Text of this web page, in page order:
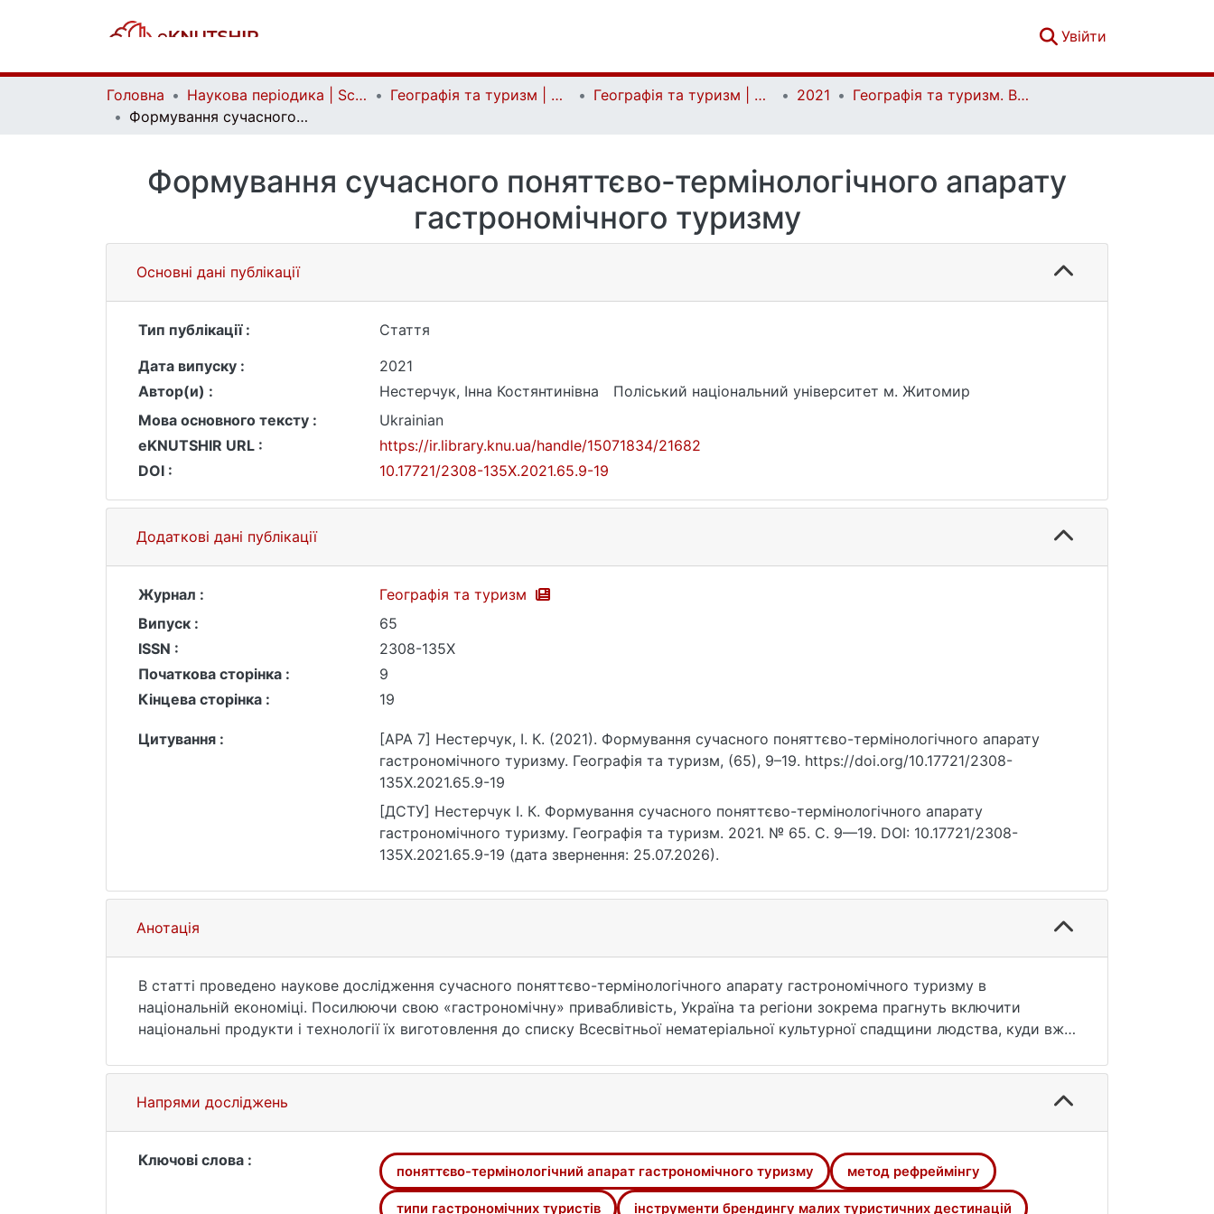
Увійти
Головна Наукова періодика | Scientific periodicals Географія та туризм | Geography and tourism Географія та туризм | Geography and tourism 2021
Географія та туризм. Вип. 65
Формування сучасного поняттєво-термінологічного апарату гастрономічного туризму
Формування сучасного поняттєво-термінологічного апарату
гастрономічного туризму
Основні дані публікації
Тип публікації :
Стаття
Дата випуску :
2021
Автор(и) :
Нестерчук, Інна Костянтинівна
Поліський національний університет м. Житомир
Мова основного тексту :
Ukrainian
eKNUTSHIR URL :
https://ir.library.knu.ua/handle/15071834/21682
DOI :
10.17721/2308-135X.2021.65.9-19
Додаткові дані публікації
Журнал :
Географія та туризм
Випуск :
65
ISSN :
2308-135X
Початкова сторінка :
9
Кінцева сторінка :
19
Цитування :
[APA 7] Нестерчук, І. К. (2021). Формування сучасного поняттєво-термінологічного апарату
гастрономічного туризму. Географія та туризм, (65), 9–19. https://doi.org/10.17721/2308-
135X.2021.65.9-19
[ДСТУ] Нестерчук І. К. Формування сучасного поняттєво-термінологічного апарату
гастрономічного туризму. Географія та туризм. 2021. № 65. С. 9—19. DOI: 10.17721/2308-
135X.2021.65.9-19 (дата звернення: 25.07.2026).
Анотація
В статті проведено наукове дослідження сучасного поняттєво-термінологічного апарату гастрономічного туризму в
національній економіці. Посилюючи свою «гастрономічну» привабливість, Україна та регіони зокрема прагнуть включити
національні продукти і технології їх виготовлення до списку Всесвітньої нематеріальної культурної спадщини людства, куди вже
приготування вина у великих глиняних глечиках в Грузії. Україна, володіючи різноманітними гастрономічними ресурсами,
помітно відстає в їх використанні для розвитку в'їзного міжнародного туризму. Настав час звернути на цю можливість
найпильнішу увагу. Мета. В епоху коронавіруса люди все більше стали замислюватися про здорове харчування. Щороку планета
вносить в культуру харчування населення свої зміни. Деякі з них - світові гастрономічні тренди, інші залежать від регіону і
менталітету населення, що впливає на гастрономічний туризм та вподобання туристів, перезавантаження гастрономічних турів
і економіку в цілому. Провести апргрейд сучасного поняттєво-термінологічного апарату гастрономічного туризму. Методика.
Використано метод рефреймінгу, задля упорядкування поняттєво-термінологічного апарату гастрономічного туризму, який
Напрями досліджень
Ключові слова :
поняттєво-термінологічний апарат гастрономічного туризму метод рефреймінгу
типи гастрономічних туристів інструменти брендингу малих туристичних дестинацій